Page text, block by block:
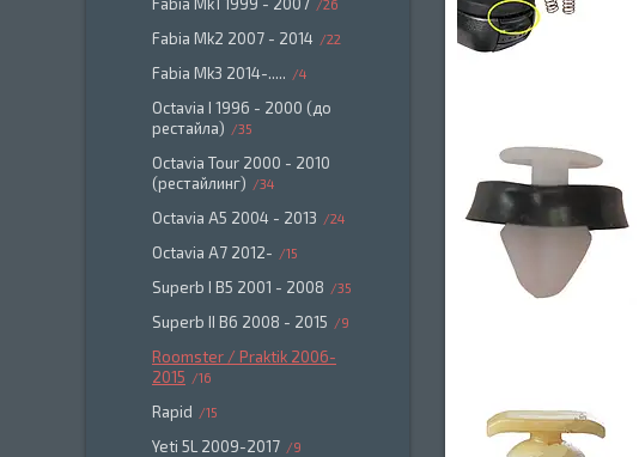
26
Fabia Mk2 2007 - 2014 22
Fabia Mk3 2014-..... 4
Octavia I 1996 - 2000 (до
рестайла)
35
Octavia Tour 2000 - 2010
(рестайлинг)
34
Oсtavia A5 2004 - 2013 24
Octavia A7 2012- 15
Superb I B5 2001 - 2008 35
Superb II B6 2008 - 2015 9
Roomster / Praktik 2006-
2015
16
Rapid 15
Yeti 5L 2009-2017 9